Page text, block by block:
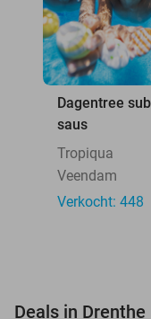
Dagentree
saus
Tropiqua
Veendam
Verkocht: 448
Deals in Drenthe